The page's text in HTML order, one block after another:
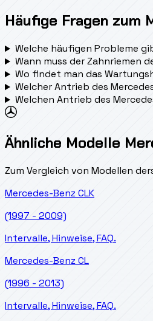
Häufige Fragen zum
Welche häufigen Probleme
Wann muss der Zahnriemen
Wo findet man das
Welcher Antrieb des
Welchen Antrieb des
Ähnliche Modelle
Zum Vergleich von Modellen
Mercedes-BenzCLK
(1997 - 2009)
Intervalle, Hinweise, FAQ.
Mercedes-BenzCL
(1996 - 2013)
Intervalle, Hinweise, FAQ.